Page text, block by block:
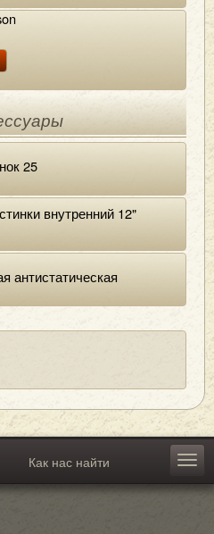
25
внутренний 12"
антистатическая
Как нас найти